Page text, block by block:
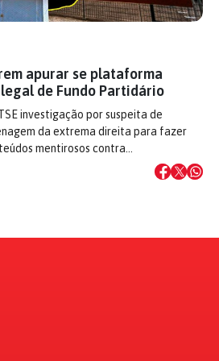
apurar se plataforma
de Fundo Partidário
investigação por suspeita de
da extrema direita para fazer
mentirosos contra…